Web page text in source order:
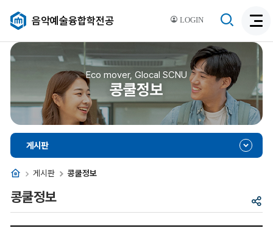
LOGIN
음악예술융합학전공
색
활
성
색
Eco mover, Glocal SCNU
콩쿨정보
홈 게시판 콩쿨정보
게시판
공
콩쿨정보